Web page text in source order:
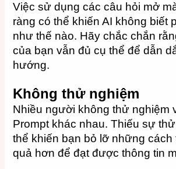
Việc sử dụng các câu hỏi mở
ràng có thể khiến AI không biết
như thế nào. Hãy chắc chắn
của bạn vẫn đủ cụ thể để dẫn
hướng.
Không thử nghiệm
Nhiều người không thử nghiệm
Prompt khác nhau. Thiếu sự
thể khiến bạn bỏ lỡ những cách
quả hơn để đạt được thông tin